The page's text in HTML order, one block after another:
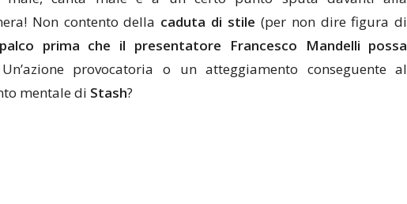
Non contento della caduta di stile (per non dire figura di
prima che il presentatore Francesco Mandelli possa
provocatoria o un atteggiamento conseguente al
mentale di Stash?